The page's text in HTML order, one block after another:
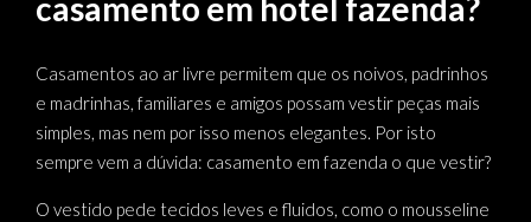
casamento em hotel fazenda?
Casamentos ao ar livre permitem que os noivos, padrinhos
e madrinhas, familiares e amigos possam vestir peças mais
simples, mas nem por isso menos elegantes. Por isto
sempre vem a dúvida: casamento em fazenda o que vestir?
O vestido pede tecidos leves e fluidos, como o mousseline